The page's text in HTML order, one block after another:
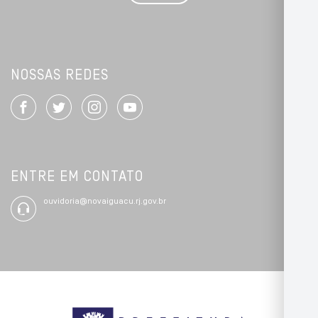
NOSSAS REDES
ENTRE EM CONTATO
ouvidoria@novaiguacu.rj.gov.br